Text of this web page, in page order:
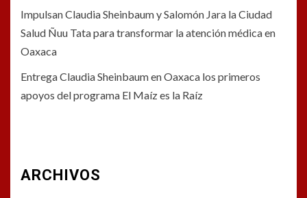
Impulsan Claudia Sheinbaum y Salomón Jara la Ciudad
Salud Ñuu Tata para transformar la atención médica en
Oaxaca
Entrega Claudia Sheinbaum en Oaxaca los primeros
apoyos del programa El Maíz es la Raíz
ARCHIVOS